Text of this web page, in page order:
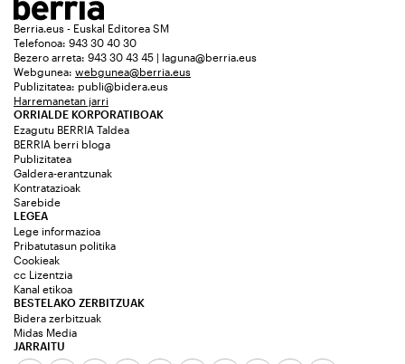
Berria.eus - Euskal Editorea SM
Telefonoa: 943 30 40 30
Bezero arreta: 943 30 43 45 | laguna@berria.eus
Webgunea: webgunea@berria.eus
Publizitatea: publi@bidera.eus
Harremanetan jarri
ORRIALDE KORPORATIBOAK
Ezagutu BERRIA Taldea
BERRIA berri bloga
Publizitatea
Galdera-erantzunak
Kontratazioak
Sarebide
JARRAITU
LEGEA
Lege informazioa
Pribatutasun politika
Cookieak
cc Lizentzia
Kanal etikoa
BESTELAKO ZERBITZUAK
Bidera zerbitzuak
Midas Media